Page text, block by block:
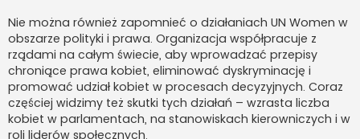
Nie można również zapomnieć o działaniach UN Women w
obszarze polityki i prawa. Organizacja współpracuje z
rządami na całym świecie, aby wprowadzać przepisy
chroniące prawa kobiet, eliminować dyskryminację i
promować udział kobiet w procesach decyzyjnych. Coraz
częściej widzimy też skutki tych działań – wzrasta liczba
kobiet w parlamentach, na stanowiskach kierowniczych i w
roli liderów społecznych.